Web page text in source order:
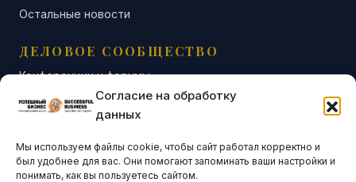
Согласие на обработку
данных
Мы используем файлы cookie, чтобы сайт работал корректно и
был удобнее для вас. Они помогают запоминать ваши настройки и
понимать, как вы пользуетесь сайтом.
Остальные новости
ДЕЛОВОЕ СООБЩЕСТВО
Конференции и форумы
Бизнес-клубы и ассоциации
Остальные новости
АНАЛИТИКА И СТАТИСТИКА